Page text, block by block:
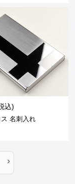
込)
名刺入れ
›